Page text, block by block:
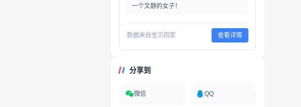
一个文静的女子！
数据来自宝贝回家 查看详情
分享到
微信 QQ